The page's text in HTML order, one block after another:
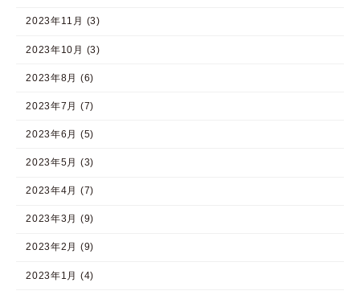
2023年11月 (3)
2023年10月 (3)
2023年8月 (6)
2023年7月 (7)
2023年6月 (5)
2023年5月 (3)
2023年4月 (7)
2023年3月 (9)
2023年2月 (9)
2023年1月 (4)